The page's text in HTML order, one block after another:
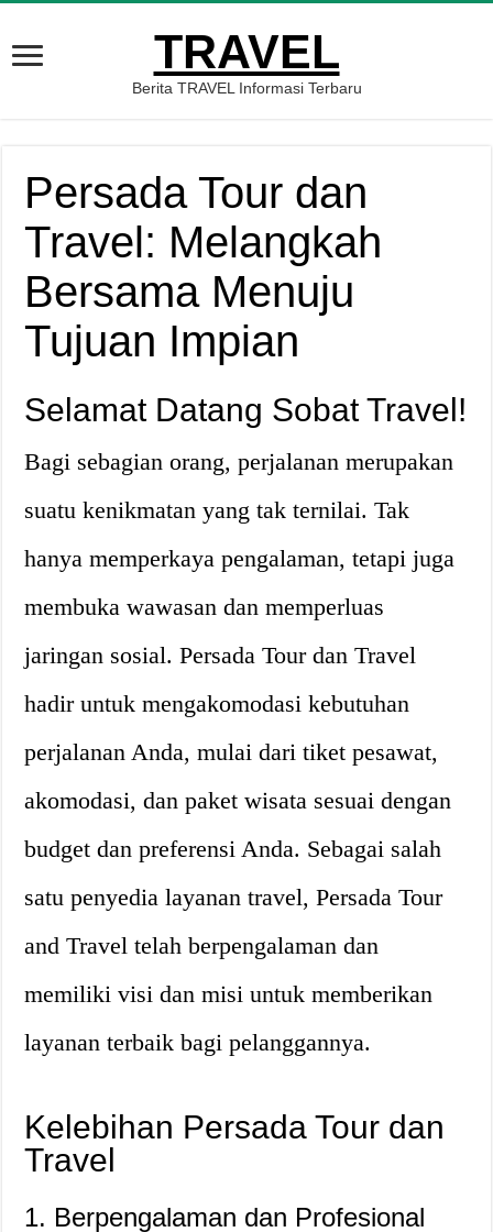
TRAVEL
Berita TRAVEL Informasi Terbaru
Persada Tour dan
Travel: Melangkah
Bersama Menuju
Tujuan Impian
Selamat Datang Sobat Travel!
Bagi sebagian orang, perjalanan merupakan
suatu kenikmatan yang tak ternilai. Tak
hanya memperkaya pengalaman, tetapi juga
membuka wawasan dan memperluas
jaringan sosial. Persada Tour dan Travel
hadir untuk mengakomodasi kebutuhan
perjalanan Anda, mulai dari tiket pesawat,
akomodasi, dan paket wisata sesuai dengan
budget dan preferensi Anda. Sebagai salah
satu penyedia layanan travel, Persada Tour
and Travel telah berpengalaman dan
memiliki visi dan misi untuk memberikan
layanan terbaik bagi pelanggannya.
Kelebihan Persada Tour dan
Travel
1. Berpengalaman dan Profesional